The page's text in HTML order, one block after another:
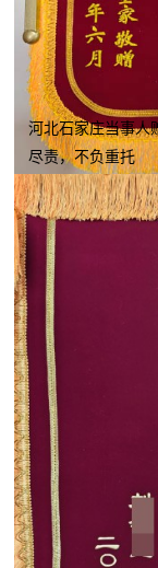
河北石家庄当事人
尽责，不负重托